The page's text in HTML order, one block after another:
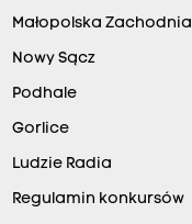
Małopolska Zachodnia
Nowy Sącz
Podhale
Gorlice
Ludzie Radia
Regulamin konkursów